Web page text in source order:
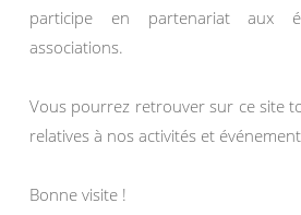
participe en partenariat aux
associations.
Vous pourrez retrouver sur ce site
relatives à nos activités et
Bonne visite !